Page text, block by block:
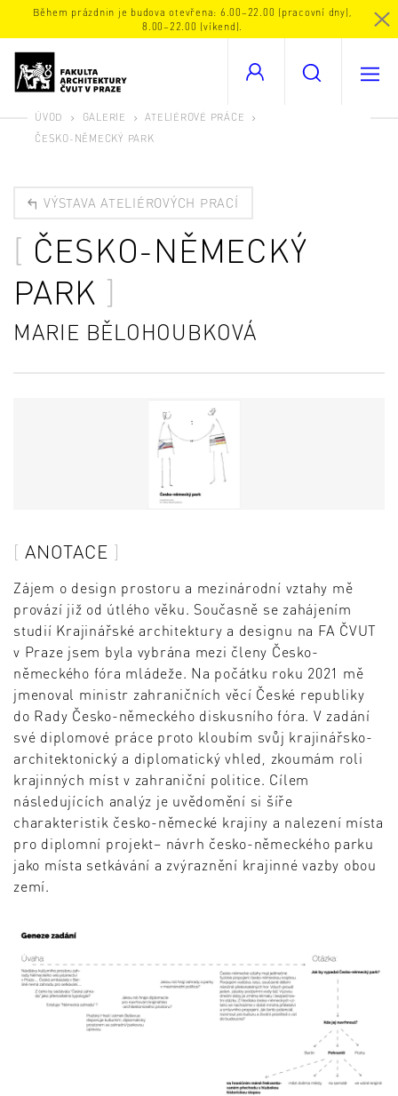
Během prázdnin je budova otevřena: 6.00–22.00 (pracovní dny),
8.00–22.00 (víkend).
ÚVOD GALERIE
ATELIÉROVÉ PRÁCE
ČESKO-NĚMECKÝ PARK
VÝSTAVA ATELIÉROVÝCH PRACÍ
ČESKO-NĚMECKÝ
PARK
MARIE BĚLOHOUBKOVÁ
ANOTACE
Zájem o design prostoru a mezinárodní vztahy mě
provází již od útlého věku. Současně se zahájením
studií Krajinářské architektury a designu na FA ČVUT
v Praze jsem byla vybrána mezi členy Česko-
německého fóra mládeže. Na počátku roku 2021 mě
jmenoval ministr zahraničních věcí České republiky
do Rady Česko-německého diskusního fóra. V zadání
své diplomové práce proto kloubím svůj krajinářsko-
architektonický a diplomatický vhled, zkoumám roli
krajinných míst v zahraniční politice. Cílem
následujících analýz je uvědomění si šíře
charakteristik česko-německé krajiny a nalezení místa
pro diplomní projekt– návrh česko-německého parku
jako místa setkávání a zvýraznění krajinné vazby obou
zemí.